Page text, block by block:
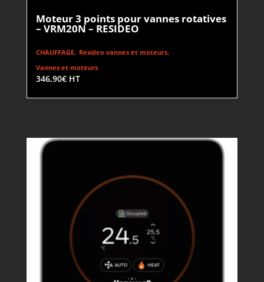
Moteur 3 points pour vannes rotatives
– VRM20N – RESIDEO
CHAUFFAGE, Resideo vannes et moteurs,
Vannes et moteurs
346,90€ HT